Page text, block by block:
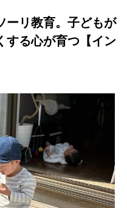
ーリ教育。子どもが
する心が育つ【イン